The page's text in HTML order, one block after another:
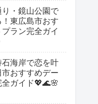
・鏡山公園で
東広島市おす
ラン完全ガイ
海岸で恋を叶
市おすすめデー
全ガイド💖🌊🌸